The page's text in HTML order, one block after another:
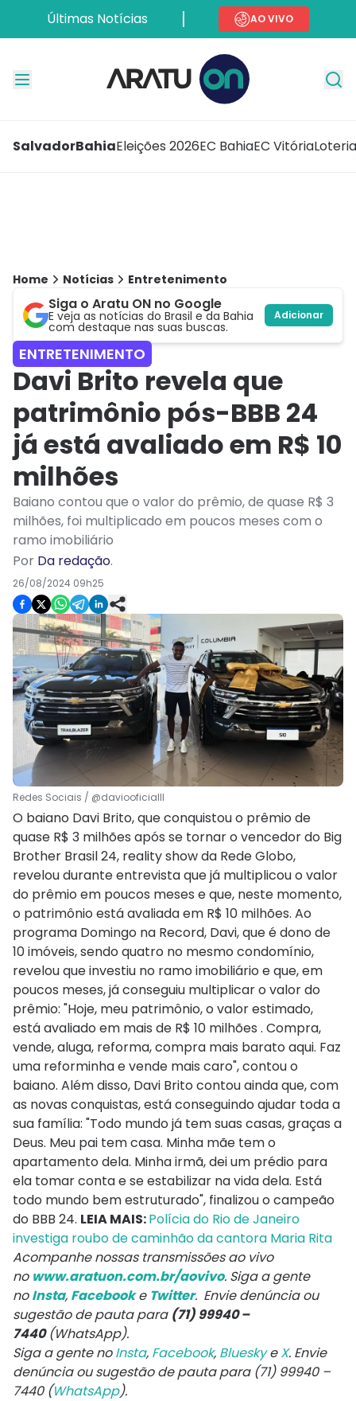
Últimas Notícias AO VIVO
SalvadorBahiaEleições 2026EC BahiaEC Vitória
Home Notícias Entretenimento
Siga o Aratu ON no Google
E veja as notícias do Brasil e da Bahia
com destaque nas suas buscas.
Adicionar
ENTRETENIMENTO
Davi Brito revela que
patrimônio pós-BBB 24
já está avaliado em R$ 10
milhões
Baiano contou que o valor do prêmio, de quase R$ 3
milhões, foi multiplicado em poucos meses com o
ramo imobiliário
Por Da redação.
26/08/2024 09h25
Redes Sociais / @daviooficialll
O baiano Davi Brito, que conquistou o prêmio de
quase R$ 3 milhões após se tornar o vencedor do Big
Brother Brasil 24, reality show da Rede Globo,
revelou durante entrevista que já multiplicou o valor
do prêmio em poucos meses e que, neste momento,
o patrimônio está avaliada em R$ 10 milhões. Ao
programa Domingo na Record, Davi, que é dono de
10 imóveis, sendo quatro no mesmo condomínio,
revelou que investiu no ramo imobiliário e que, em
poucos meses, já conseguiu multiplicar o valor do
prêmio: "Hoje, meu patrimônio, o valor estimado,
está avaliado em mais de R$ 10 milhões . Compra,
vende, aluga, reforma, compra mais barato aqui. Faz
uma reforminha e vende mais caro", contou o
baiano. Além disso, Davi Brito contou ainda que, com
as novas conquistas, está conseguindo ajudar toda a
sua família: "Todo mundo já tem suas casas, graças a
Deus. Meu pai tem casa. Minha mãe tem o
apartamento dela. Minha irmã, dei um prédio para
ela tomar conta e se estabilizar na vida dela. Está
todo mundo bem estruturado", finalizou o campeão
do BBB 24. LEIA MAIS:Polícia do Rio de Janeiro
investiga roubo de caminhão da cantora Maria Rita
Acompanhe nossas transmissões ao vivo
no www.aratuon.com.br/aovivo. Siga a gente
noInsta, Facebooke Twitter. Envie denúncia ou
sugestão de pauta para (71) 99940 –
7440(WhatsApp).
Siga a gente noInsta, Facebook, BlueskyeX. Envie
denúncia ou sugestão de pauta para (71) 99940 –
7440 (WhatsApp).